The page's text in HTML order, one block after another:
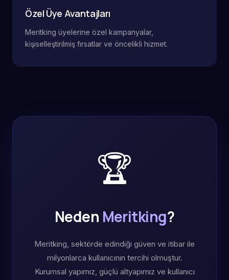
Özel Üye Avantajları
Meritking üyelerine özel kampanyalar,
kişiselleştirilmiş fırsatlar ve öncelikli hizmet.
🏆
Neden Meritking?
Meritking, sektörde edindiği güven ve itibar ile
milyonlarca kullanıcının tercihi olmuştur.
Kurumsal yapımız, güçlü altyapımız ve kullanıcı